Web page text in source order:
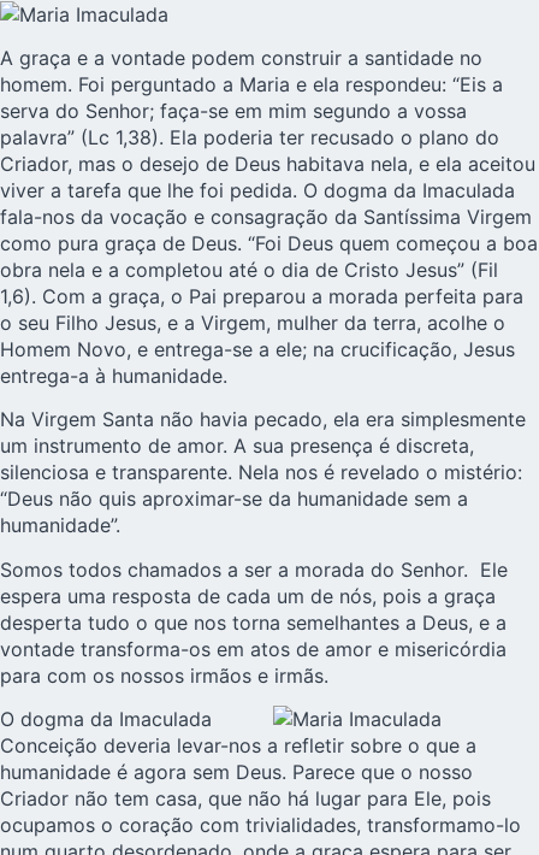
A graça e a vontade podem construir a santidade no
homem. Foi perguntado a Maria e ela respondeu: “Eis a
serva do Senhor; faça-se em mim segundo a vossa
palavra” (Lc 1,38). Ela poderia ter recusado o plano do
Criador, mas o desejo de Deus habitava nela, e ela aceitou
viver a tarefa que lhe foi pedida. O dogma da Imaculada
fala-nos da vocação e consagração da Santíssima Virgem
como pura graça de Deus. “Foi Deus quem começou a boa
obra nela e a completou até o dia de Cristo Jesus” (Fil
1,6). Com a graça, o Pai preparou a morada perfeita para
o seu Filho Jesus, e a Virgem, mulher da terra, acolhe o
Homem Novo, e entrega-se a ele; na crucificação, Jesus
entrega-a à humanidade.
Na Virgem Santa não havia pecado, ela era simplesmente
um instrumento de amor. A sua presença é discreta,
silenciosa e transparente. Nela nos é revelado o mistério:
“Deus não quis aproximar-se da humanidade sem a
humanidade”.
Somos todos chamados a ser a morada do Senhor. Ele
espera uma resposta de cada um de nós, pois a graça
desperta tudo o que nos torna semelhantes a Deus, e a
vontade transforma-os em atos de amor e misericórdia
para com os nossos irmãos e irmãs.
O dogma da Imaculada
Conceição deveria levar-nos a refletir sobre o que a
humanidade é agora sem Deus. Parece que o nosso
Criador não tem casa, que não há lugar para Ele, pois
ocupamos o coração com trivialidades, transformamo-lo